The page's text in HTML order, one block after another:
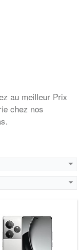
au meilleur Prix
chez nos